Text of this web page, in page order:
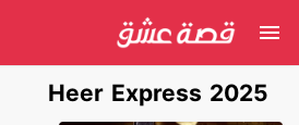
Heer Express 2025